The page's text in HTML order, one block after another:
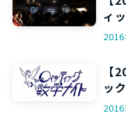
ィ
【
ッ